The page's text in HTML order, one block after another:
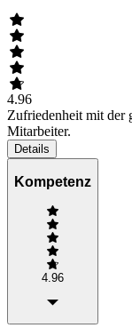
4.96
Zufriedenheit mit der
Mitarbeiter.
Details
Kompetenz
4.96